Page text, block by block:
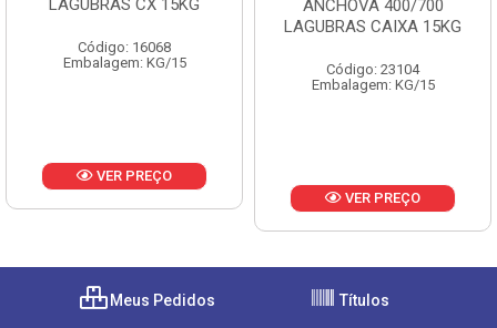
LAGUBRAS CX 15KG
Código: 16068
Embalagem: KG/15
VER PREÇO
ANCHOVA 400/700
LAGUBRAS CAIXA 15KG
Código: 23104
Embalagem: KG/15
VER PREÇO
Meus Pedidos Títulos